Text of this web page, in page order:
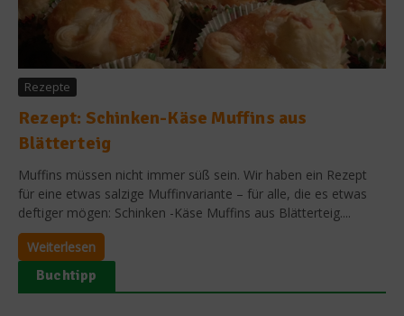
Rezepte
Rezept: Schinken-Käse Muffins aus
Blätterteig
Muffins müssen nicht immer süß sein. Wir haben ein Rezept
für eine etwas salzige Muffinvariante – für alle, die es etwas
deftiger mögen: Schinken -Käse Muffins aus Blätterteig....
Weiterlesen
Buchtipp